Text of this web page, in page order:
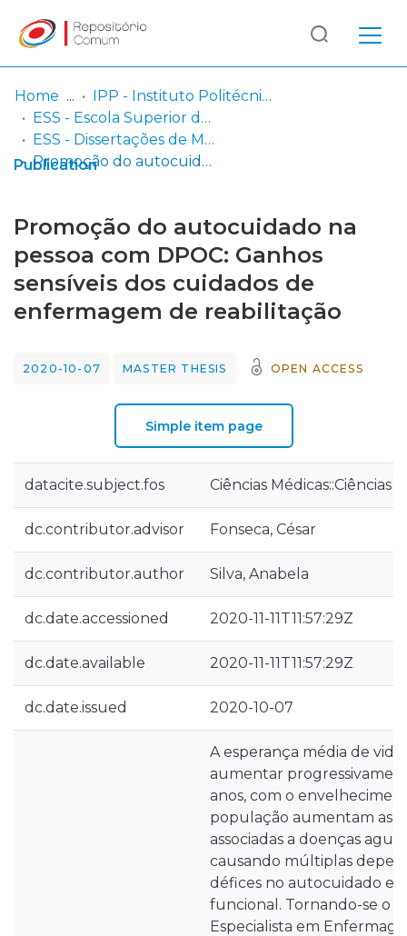
Communities
& Collections
Statistics
Log
In
(current)
Home
IPP - Instituto Politécnico de Portalegre
ESS - Escola Superior de Saúde
ESS - Dissertações de Mestrado
Promoção do autocuidado na pessoa com DPOC: Ganhos sensíveis dos cuidados de enfermagem de reabilitação
Publication
Promoção do autocuidado na
pessoa com DPOC: Ganhos
sensíveis dos cuidados de
enfermagem de reabilitação
2020-10-07 MASTER THESIS OPEN ACCESS
Simple item page
datacite.subject.fos Ciências Médicas::Ciências
dc.contributor.advisor Fonseca, César
dc.contributor.author Silva, Anabela
dc.date.accessioned 2020-11-11T11:57:29Z
dc.date.available 2020-11-11T11:57:29Z
dc.date.issued 2020-10-07
A esperança média de
aumentar
anos, com o
população aumentam as
associadas a doenças
causando múltiplas
défices no autocuidado e
funcional. Tornando-se o
Especialista em